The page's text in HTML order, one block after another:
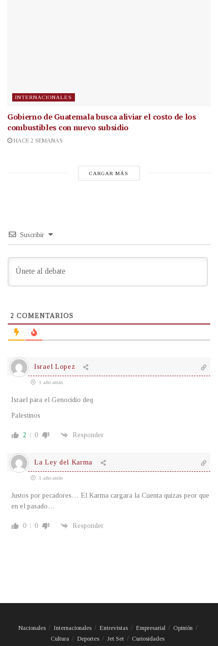
INTERNACIONALES
Gobierno de Guatemala busca aliviar el costo de los
combustibles con nuevo subsidio
HACE 2 SEMANAS
CARGAR MÁS
Suscribir
2 COMENTARIOS
Israel Lopez
1 año atrás
Israel para el Genocidio deq
Palestinos
2 0 Responder
La Ley del Karma
1 año atrás
Justos por pecadores… El Karma cargara la Cuenta quizas peor que
en el pasado…
0 0 Responder
Nacionales Internacionales Entrevistas Empresarial
Opinión
Cultura
Deportes Jet Set Curiosidades